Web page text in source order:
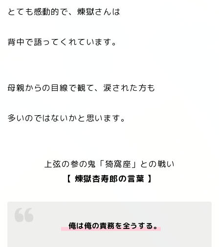
とても感動的で、煉󠄁獄さんは
背中で語ってくれています。
母親からの目線で観て、涙された方も
多いのではないかと思います。
上弦の参の鬼「猗窩座」との戦い
【 煉󠄁獄杏寿郎の言葉 】
俺は俺の責務を全うする。